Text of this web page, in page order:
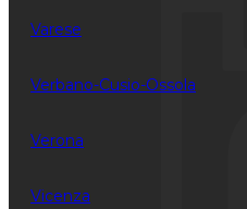
Varese
Verbano-Cusio-Ossola
Verona
Vicenza